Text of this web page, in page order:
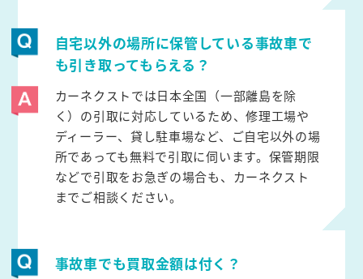
自宅以外の場所に保管している事故車で
も引き取ってもらえる？
カーネクストでは日本全国（一部離島を除
く）の引取に対応しているため、修理工場や
ディーラー、貸し駐車場など、ご自宅以外の場
所であっても無料で引取に伺います。保管期限
などで引取をお急ぎの場合も、カーネクスト
までご相談ください。
事故車でも買取金額は付く？